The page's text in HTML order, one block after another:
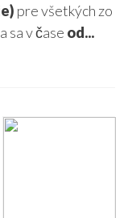
pre všetkých zo
sa v čase od...